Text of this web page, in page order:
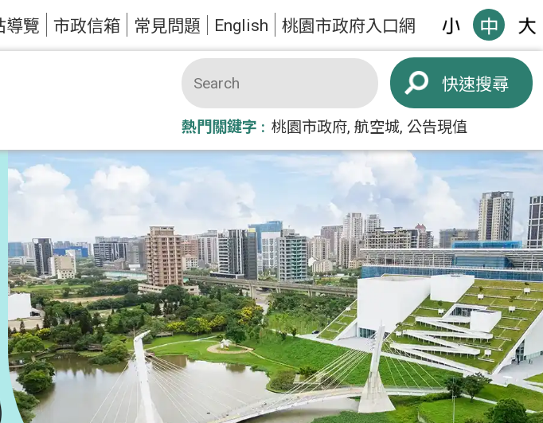
導覽 市政信箱 常見問題 English 桃園市政府入口網
搜尋
熱門關鍵字 桃園市政府 航空城 公告現值